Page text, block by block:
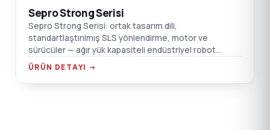
Sepro Strong Serisi
Sepro Strong Serisi: ortak tasarım dili,
standartlaştırılmış SLS yönlendirme, motor ve
sürücüler — ağır yük kapasiteli endüstriyel robot
platformu. PLC entegrasyonu, 1000 uygulama
ÜRÜN DETAYI →